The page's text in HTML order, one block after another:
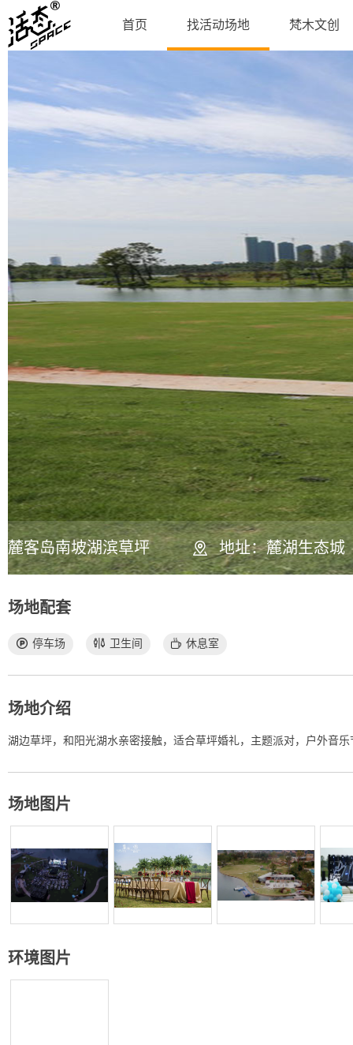
首页 找活动场地 梵木文创
麓客岛南坡湖滨草坪 地址：麓湖生态城
场地配套
停车场 卫生间 休息室
场地介绍
湖边草坪，和阳光湖水亲密接触，适合草坪婚礼，主题派对，户外音乐
场地图片
环境图片